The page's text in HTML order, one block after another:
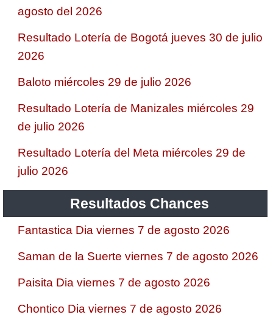
agosto del 2026
Resultado Lotería de Bogotá jueves 30 de julio
2026
Baloto miércoles 29 de julio 2026
Resultado Lotería de Manizales miércoles 29
de julio 2026
Resultado Lotería del Meta miércoles 29 de
julio 2026
Resultados Chances
Fantastica Dia viernes 7 de agosto 2026
Saman de la Suerte viernes 7 de agosto 2026
Paisita Dia viernes 7 de agosto 2026
Chontico Dia viernes 7 de agosto 2026